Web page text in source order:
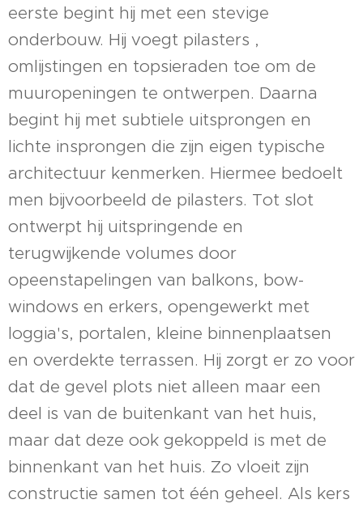
eerste begint hij met een stevige
onderbouw. Hij voegt pilasters ,
omlijstingen en topsieraden toe om de
muuropeningen te ontwerpen. Daarna
begint hij met subtiele uitsprongen en
lichte insprongen die zijn eigen typische
architectuur kenmerken. Hiermee bedoelt
men bijvoorbeeld de pilasters. Tot slot
ontwerpt hij uitspringende en
terugwijkende volumes door
opeenstapelingen van balkons, bow-
windows en erkers, opengewerkt met
loggia's, portalen, kleine binnenplaatsen
en overdekte terrassen. Hij zorgt er zo voor
dat de gevel plots niet alleen maar een
deel is van de buitenkant van het huis,
maar dat deze ook gekoppeld is met de
binnenkant van het huis. Zo vloeit zijn
constructie samen tot één geheel. Als kers